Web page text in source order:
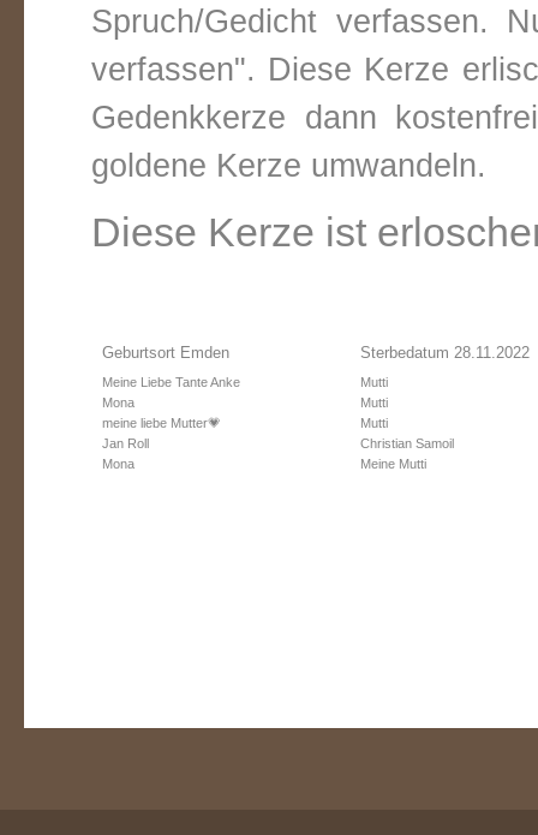
Spruch/Gedicht verfassen.
verfassen". Diese Kerze
Gedenkkerze dann
goldene Kerze umwandeln.
Diese Kerze ist
Geburtsort Emden
Meine Liebe Tante Anke
Mona
meine liebe Mutter💗
Jan Roll
Mona
Sterbedatum 28.11.2022
Mutti
Mutti
Mutti
Christian Samoil
Meine Mutti